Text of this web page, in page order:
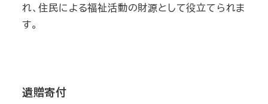
れ、住民による福祉活動の財源として役立てられま
す。
遺贈寄付